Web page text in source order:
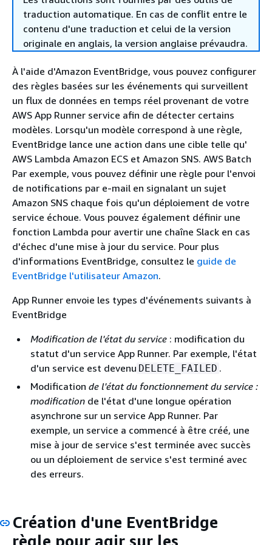
traduction automatique. En cas de conflit entre le
contenu d'une traduction et celui de la version
originale en anglais, la version anglaise prévaudra.
À l'aide d'Amazon EventBridge, vous pouvez configurer
des règles basées sur les événements qui surveillent
un flux de données en temps réel provenant de votre
AWS App Runner service afin de détecter certains
modèles. Lorsqu'un modèle correspond à une règle,
EventBridge lance une action dans une cible telle qu'
AWS Lambda Amazon ECS et Amazon SNS. AWS Batch
Par exemple, vous pouvez définir une règle pour l'envoi
de notifications par e-mail en signalant un sujet
Amazon SNS chaque fois qu'un déploiement de votre
service échoue. Vous pouvez également définir une
fonction Lambda pour avertir une chaîne Slack en cas
d'échec d'une mise à jour du service. Pour plus
d'informations EventBridge, consultez le guide de
EventBridge l'utilisateur Amazon.
App Runner envoie les types d'événements suivants à
EventBridge
Modification de l'état du service : modification du
statut d'un service App Runner. Par exemple, l'état
d'un service est devenu DELETE_FAILED .
Modification de l'état du fonctionnement du service :
modification de l'état d'une longue opération
asynchrone sur un service App Runner. Par
exemple, un service a commencé à être créé, une
mise à jour de service s'est terminée avec succès
ou un déploiement de service s'est terminé avec
des erreurs.
Création d'une EventBridge
règle pour agir sur les